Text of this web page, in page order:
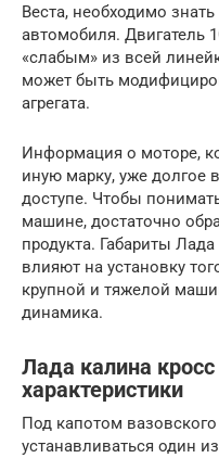
Веста, необходимо
автомобиля. Двигатель
«слабым» из всей
может быть
агрегата.
Информация о моторе,
иную марку, уже долгое
доступе. Чтобы
машине, достаточно
продукта. Габариты
влияют на установку
крупной и тяжелой
динамика.
Лада калина кросс
характеристики
Под капотом
устанавливаться один